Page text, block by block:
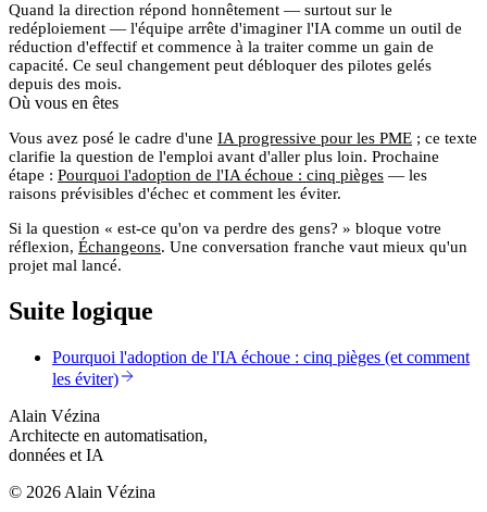
Quand la direction répond honnêtement — surtout sur le
redéploiement — l'équipe arrête d'imaginer l'IA comme un outil de
réduction d'effectif et commence à la traiter comme un gain de
capacité. Ce seul changement peut débloquer des pilotes gelés
depuis des mois.
Où vous en êtes
Vous avez posé le cadre d'une IA progressive pour les PME ; ce texte
clarifie la question de l'emploi avant d'aller plus loin. Prochaine
étape : Pourquoi l'adoption de l'IA échoue : cinq pièges — les
raisons prévisibles d'échec et comment les éviter.
Si la question « est-ce qu'on va perdre des gens? » bloque votre
réflexion, Échangeons. Une conversation franche vaut mieux qu'un
projet mal lancé.
Suite logique
Pourquoi l'adoption de l'IA échoue : cinq pièges (et comment
les éviter)
Alain Vézina
Architecte en automatisation,
données et IA
© 2026 Alain Vézina